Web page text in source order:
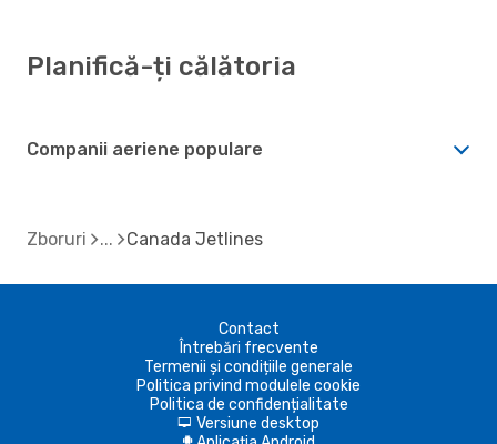
Planifică-ți călătoria
Companii aeriene populare
Zboruri Canada Jetlines
Contact
Întrebări frecvente
Termenii și condițiile generale
Politica privind modulele cookie
Politica de confidențialitate
d Versiune desktop